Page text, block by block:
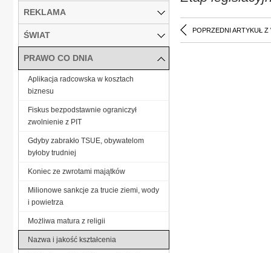
POPRZEDNI ARTYKUŁ Z
REKLAMA
ŚWIAT
PRAWO CO DNIA
Aplikacja radcowska w kosztach
biznesu
Fiskus bezpodstawnie ograniczył
zwolnienie z PIT
Gdyby zabrakło TSUE, obywatelom
byłoby trudniej
Koniec ze zwrotami majątków
Milionowe sankcje za trucie ziemi, wody
i powietrza
Możliwa matura z religii
Nazwa i jakość kształcenia